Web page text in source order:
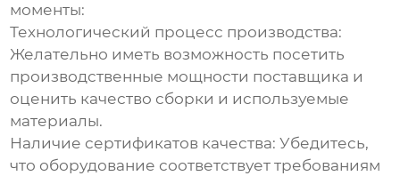
моменты:
Технологический процесс производства:
Желательно иметь возможность посетить
производственные мощности поставщика и
оценить качество сборки и используемые
материалы.
Наличие сертификатов качества: Убедитесь,
что оборудование соответствует требованиям